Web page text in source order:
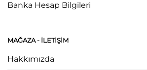
Banka Hesap Bilgileri
MAĞAZA - ILETIŞIM
Hakkımızda